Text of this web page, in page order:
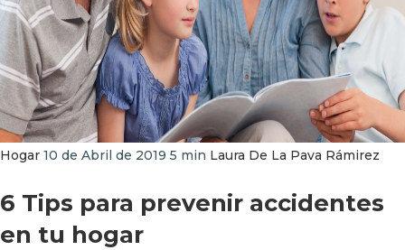
Hogar 10 de Abril de 2019 5 min Laura De La Pava Rámirez
6 Tips para prevenir accidentes
en tu hogar